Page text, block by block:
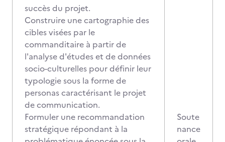
succès du projet.
Construire une cartographie des
cibles visées par le
commanditaire à partir de
l'analyse d'études et de données
socio-culturelles pour définir leur
typologie sous la forme de
personas caractérisant le projet
de communication.
Formuler une recommandation
stratégique répondant à la
Soute
nance